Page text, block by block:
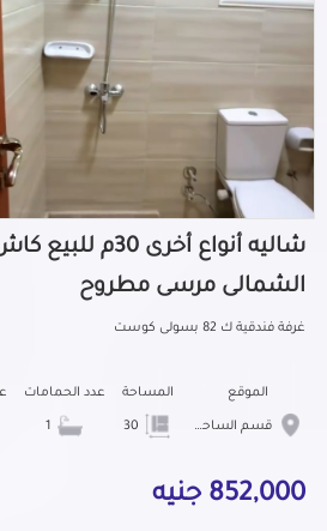
شاليه أنواع أخرى
الشمالى مرسى مطروح
غرفة فندقية ك 82 بسولى كوست
الموقع
قسم الساحل الشمالى
المساحة عدد الحمامات
852,000 جنيه